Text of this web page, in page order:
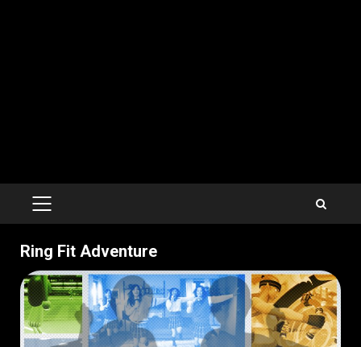
PRIMARY
Ring Fit Adventure